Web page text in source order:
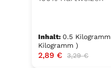
Inhalt: 0.5 Kilogramm
Kilogramm )
Verkaufspreis:
2,89 € Regulärer Preis:
3,29 €